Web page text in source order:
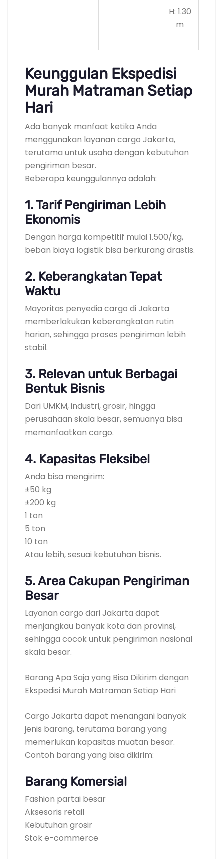
H: 1.30
m
Keunggulan Ekspedisi
Murah Matraman Setiap
Hari
Ada banyak manfaat ketika Anda
menggunakan layanan cargo Jakarta,
terutama untuk usaha dengan kebutuhan
pengiriman besar.
Beberapa keunggulannya adalah:
1. Tarif Pengiriman Lebih
Ekonomis
Dengan harga kompetitif mulai 1.500/kg,
beban biaya logistik bisa berkurang drastis.
2. Keberangkatan Tepat
Waktu
Mayoritas penyedia cargo di Jakarta
memberlakukan keberangkatan rutin
harian, sehingga proses pengiriman lebih
stabil.
3. Relevan untuk Berbagai
Bentuk Bisnis
Dari UMKM, industri, grosir, hingga
perusahaan skala besar, semuanya bisa
memanfaatkan cargo.
4. Kapasitas Fleksibel
Anda bisa mengirim:
±50 kg
±200 kg
1 ton
5 ton
10 ton
Atau lebih, sesuai kebutuhan bisnis.
5. Area Cakupan Pengiriman
Besar
Layanan cargo dari Jakarta dapat
menjangkau banyak kota dan provinsi,
sehingga cocok untuk pengiriman nasional
skala besar.
Barang Apa Saja yang Bisa Dikirim dengan
Ekspedisi Murah Matraman Setiap Hari
Cargo Jakarta dapat menangani banyak
jenis barang, terutama barang yang
memerlukan kapasitas muatan besar.
Contoh barang yang bisa dikirim:
Barang Komersial
Fashion partai besar
Aksesoris retail
Kebutuhan grosir
Stok e-commerce